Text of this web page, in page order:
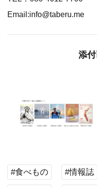
Email:info@taberu.me
添
#食べもの #情報誌